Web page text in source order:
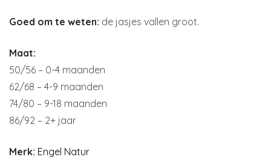
Goed om te weten: de jasjes vallen groot.
Maat:
50/56 – 0-4 maanden
62/68 – 4-9 maanden
74/80 – 9-18 maanden
86/92 – 2+ jaar
Merk: Engel Natur